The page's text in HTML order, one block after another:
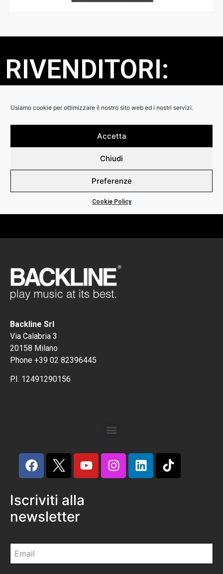
Usiamo cookie per ottimizzare il nostro sito web ed i nostri servizi.
Accetta
Chiudi
Preferenze
Cookie Policy
RIVENDITORI:
DETTAGLI:
+ Type 52 Alloy Electric Guitar Strings (52% nickel, 48% iron)
+ Higher magnetic content that accentuates the mids and
+ Low coefficient of friction to improve TUNING STABILITY
in all environments
+ Corrosion resistant properties for LONGER STRING LIFE
Backline Srl
Via Calabria 3
20158 Milano
Phone +39 02 82396445
P.I. 12491290156
Iscriviti alla
newsletter